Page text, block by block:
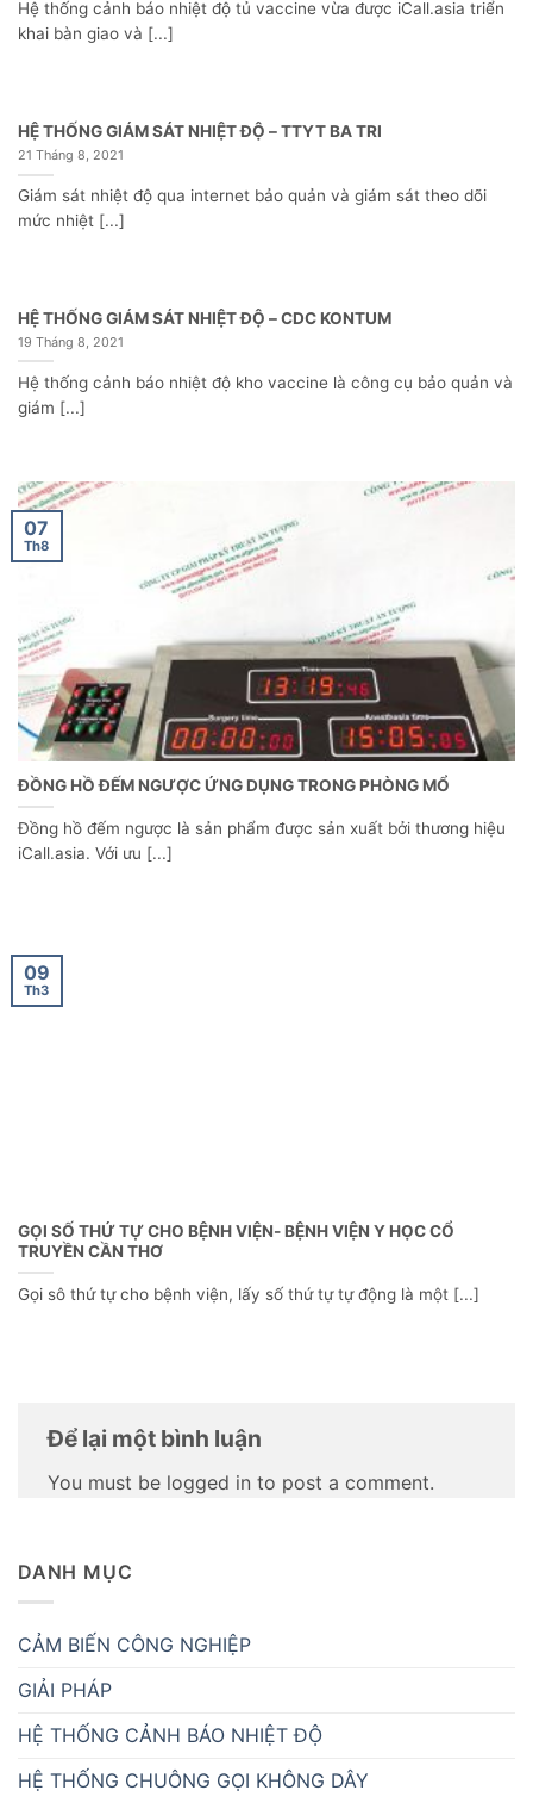
Hệ thống cảnh báo nhiệt độ tủ vaccine vừa được iCall.asia triển
khai bàn giao và [...]
HỆ THỐNG GIÁM SÁT NHIỆT ĐỘ – TTYT BA TRI
21 Tháng 8, 2021
Giám sát nhiệt độ qua internet bảo quản và giám sát theo dõi
mức nhiệt [...]
HỆ THỐNG GIÁM SÁT NHIỆT ĐỘ – CDC KONTUM
19 Tháng 8, 2021
Hệ thống cảnh báo nhiệt độ kho vaccine là công cụ bảo quản và
giám [...]
ĐỒNG HỒ ĐẾM NGƯỢC ỨNG DỤNG TRONG PHÒNG MỔ
Đồng hồ đếm ngược là sản phẩm được sản xuất bởi thương hiệu
iCall.asia. Với ưu [...]
07
Th8
GỌI SỐ THỨ TỰ CHO BỆNH VIỆN- BỆNH VIỆN Y HỌC CỔ
TRUYỀN CẦN THƠ
Gọi sô thứ tự cho bệnh viện, lấy số thứ tự tự động là một [...]
09
Th3
Để lại một bình luận
You must be logged in to post a comment.
DANH MỤC
CẢM BIẾN CÔNG NGHIỆP
GIẢI PHÁP
HỆ THỐNG CẢNH BÁO NHIỆT ĐỘ
HỆ THỐNG CHUÔNG GỌI KHÔNG DÂY